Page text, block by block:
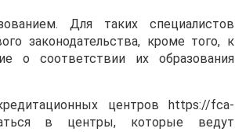
Для таких специалистов
законодательства, кроме того, к
о соответствии их образования
центров https://fca-
в центры, которые ведут